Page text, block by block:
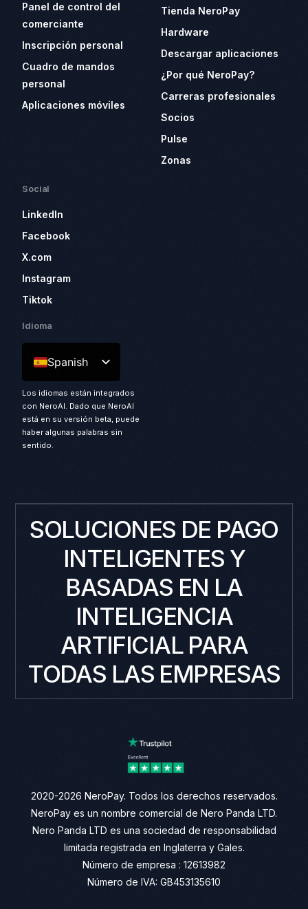
Panel de control del
comerciante
Inscripción personal
Cuadro de mandos
personal
Aplicaciones móviles
Tienda NeroPay
Hardware
Descargar aplicaciones
¿Por qué NeroPay?
Carreras profesionales
Socios
Pulse
Zonas
Social
LinkedIn
Facebook
X.com
Instagram
Tiktok
Idioma
Spanish
Los idiomas están integrados
con NeroAI. Dado que NeroAI
está en su versión beta, puede
haber algunas palabras sin
sentido.
SOLUCIONES DE PAGO
INTELIGENTES Y
BASADAS EN LA
INTELIGENCIA
ARTIFICIAL PARA
TODAS LAS EMPRESAS
2020-2026 NeroPay. Todos los derechos reservados.
NeroPay es un nombre comercial de Nero Panda LTD.
Nero Panda LTD es una sociedad de responsabilidad
limitada registrada en Inglaterra y Gales.
Número de empresa : 12613982
Número de IVA: GB453135610